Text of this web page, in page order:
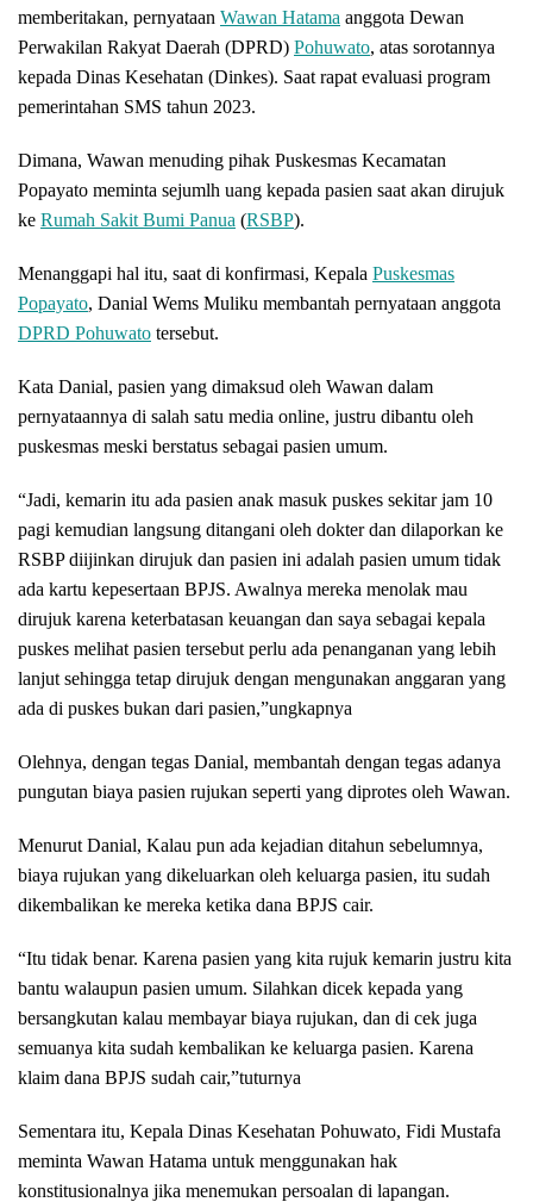
memberitakan, pernyataan Wawan Hatama anggota Dewan
Perwakilan Rakyat Daerah (DPRD) Pohuwato, atas sorotannya
kepada Dinas Kesehatan (Dinkes). Saat rapat evaluasi program
pemerintahan SMS tahun 2023.
Dimana, Wawan menuding pihak Puskesmas Kecamatan
Popayato meminta sejumlh uang kepada pasien saat akan dirujuk
ke Rumah Sakit Bumi Panua (RSBP).
Menanggapi hal itu, saat di konfirmasi, Kepala Puskesmas
Popayato, Danial Wems Muliku membantah pernyataan anggota
DPRD Pohuwato tersebut.
Kata Danial, pasien yang dimaksud oleh Wawan dalam
pernyataannya di salah satu media online, justru dibantu oleh
puskesmas meski berstatus sebagai pasien umum.
“Jadi, kemarin itu ada pasien anak masuk puskes sekitar jam 10
pagi kemudian langsung ditangani oleh dokter dan dilaporkan ke
RSBP diijinkan dirujuk dan pasien ini adalah pasien umum tidak
ada kartu kepesertaan BPJS. Awalnya mereka menolak mau
dirujuk karena keterbatasan keuangan dan saya sebagai kepala
puskes melihat pasien tersebut perlu ada penanganan yang lebih
lanjut sehingga tetap dirujuk dengan mengunakan anggaran yang
ada di puskes bukan dari pasien,”ungkapnya
Olehnya, dengan tegas Danial, membantah dengan tegas adanya
pungutan biaya pasien rujukan seperti yang diprotes oleh Wawan.
Menurut Danial, Kalau pun ada kejadian ditahun sebelumnya,
biaya rujukan yang dikeluarkan oleh keluarga pasien, itu sudah
dikembalikan ke mereka ketika dana BPJS cair.
“Itu tidak benar. Karena pasien yang kita rujuk kemarin justru kita
bantu walaupun pasien umum. Silahkan dicek kepada yang
bersangkutan kalau membayar biaya rujukan, dan di cek juga
semuanya kita sudah kembalikan ke keluarga pasien. Karena
klaim dana BPJS sudah cair,”tuturnya
Sementara itu, Kepala Dinas Kesehatan Pohuwato, Fidi Mustafa
meminta Wawan Hatama untuk menggunakan hak
konstitusionalnya jika menemukan persoalan di lapangan.